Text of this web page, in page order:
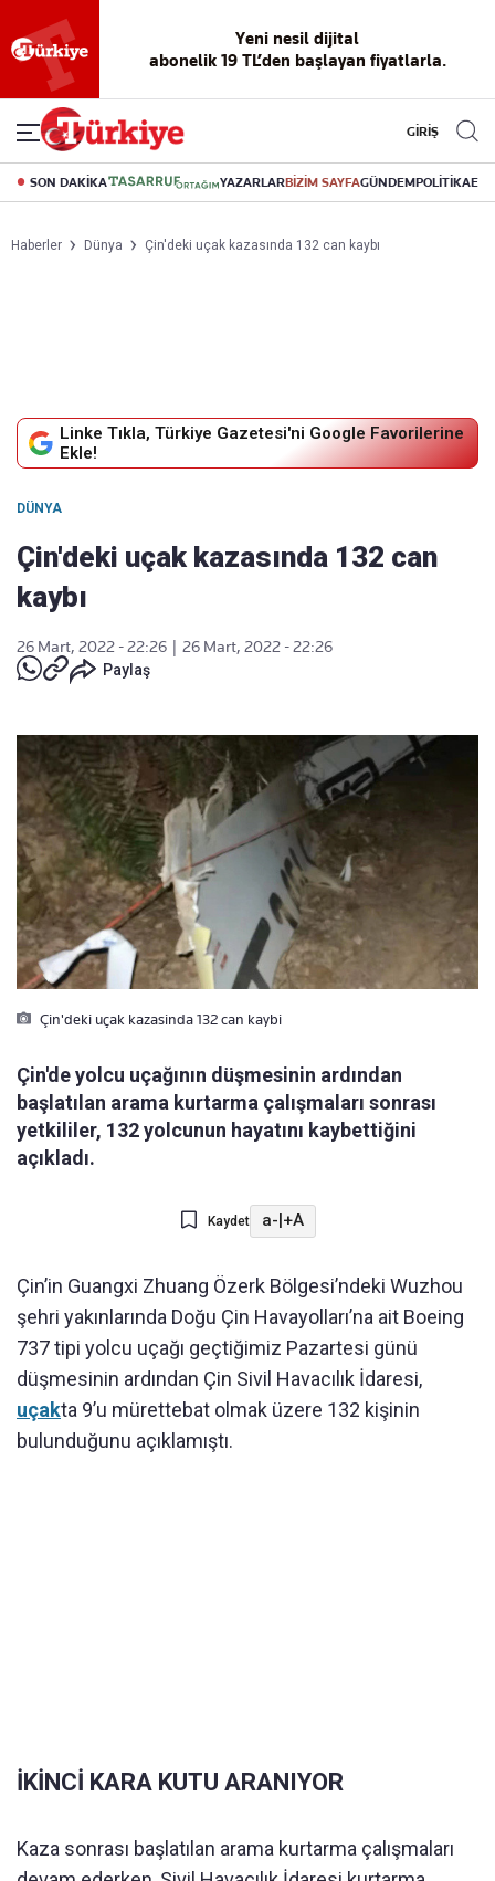
Yeni nesil dijital
abonelik 19 TL’den başlayan fiyatlarla.
GİRİŞ
SON DAKİKA YAZARLARBİZİM SAYFAGÜNDEMPOLİTİKA
Haberler Dünya Çin'deki uçak kazasında 132 can kaybı
Linke Tıkla, Türkiye Gazetesi'ni Google Favorilerine
Ekle!
DÜNYA
Çin'deki uçak kazasında 132 can
kaybı
26 Mart, 2022 - 22:26
26 Mart, 2022 - 22:26
Paylaş
Çin'deki uçak kazasinda 132 can kaybi
Çin'de yolcu uçağının düşmesinin ardından
başlatılan arama kurtarma çalışmaları sonrası
yetkililer, 132 yolcunun hayatını kaybettiğini
açıkladı.
Kaydet a- +A
Çin’in Guangxi Zhuang Özerk Bölgesi’ndeki Wuzhou
şehri yakınlarında Doğu Çin Havayolları’na ait Boeing
737 tipi yolcu uçağı geçtiğimiz Pazartesi günü
düşmesinin ardından Çin Sivil Havacılık İdaresi,
uçakta 9’u mürettebat olmak üzere 132 kişinin
bulunduğunu açıklamıştı.
İKİNCİ KARA KUTU ARANIYOR
Kaza sonrası başlatılan arama kurtarma çalışmaları